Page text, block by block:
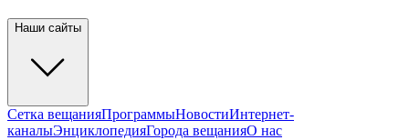
Наши сайты
Сетка вещанияПрограммыНовостиИнтернет-
каналыЭнциклопедияГорода вещанияО нас